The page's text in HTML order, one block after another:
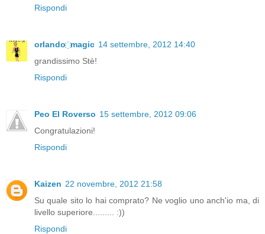
Rispondi
orlando ҉ magic 14 settembre, 2012 14:40
grandissimo Stè!
Rispondi
Peo El Roverso 15 settembre, 2012 09:06
Congratulazioni!
Rispondi
Kaizen 22 novembre, 2012 21:58
Su quale sito lo hai comprato? Ne voglio uno anch'io ma, di
livello superiore......... :))
Rispondi